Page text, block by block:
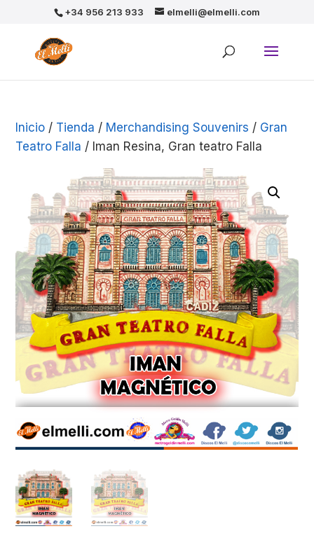
+34 956 213 933 elmelli@elmelli.com
Inicio / Tienda / Merchandising Souvenirs / Gran
Teatro Falla / Iman Resina, Gran teatro Falla